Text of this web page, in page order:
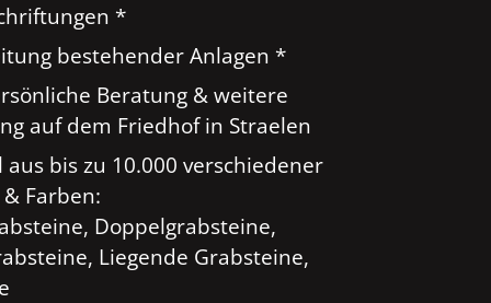
*
bestehender Anlagen *
Beratung & weitere
auf dem Friedhof in Straelen
aus bis zu 10.000 verschiedener
Farben:
Doppelgrabsteine,
Liegende Grabsteine,